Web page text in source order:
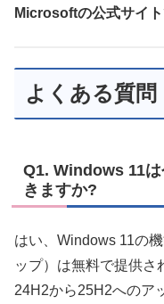
Microsoftの公式サイト
よくある質問
Q1. Windows 11
きますか?
はい、Windows 11の
ップ）は無料で提供さ
24H2から25H2へのア